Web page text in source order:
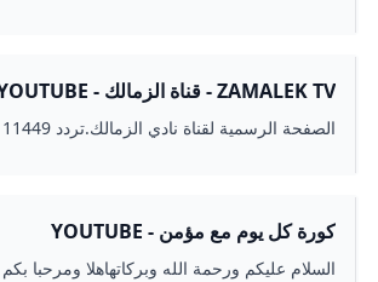
ZAMALEK TV - قناة الزمالك - YOUTUBE
الصفحة الرسمية لقناة نادي الزمالك.تردد 11449 27500 H 📺🎤
كورة كل يوم مع مؤمن - YOUTUBE
السلام عليكم ورحمة الله وبركاتهاهلا ومرحبا